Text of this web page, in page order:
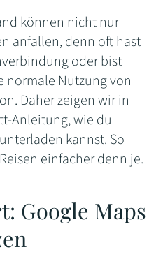
können nicht nur
anfallen, denn oft hast
oder bist
normale Nutzung von
Daher zeigen wir in
Anleitung, wie du
kannst. So
einfacher denn je.
Google Maps